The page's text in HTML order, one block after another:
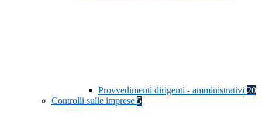
Provvedimenti dirigenti - amministrativi 20
Controlli sulle imprese 5